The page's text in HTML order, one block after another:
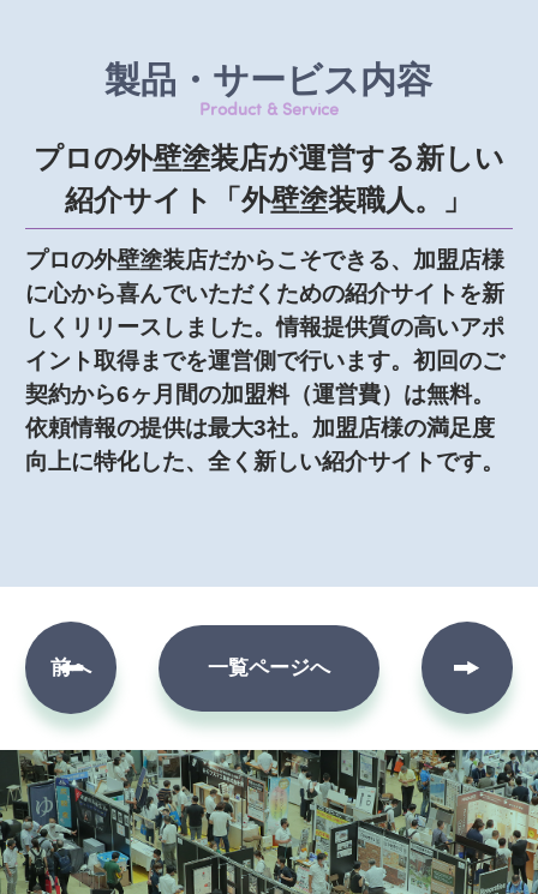
製品・サービス内容
Product & Service
プロの外壁塗装店が運営する新しい
紹介サイト「外壁塗装職人。」
プロの外壁塗装店だからこそできる、加盟店様
に心から喜んでいただくための紹介サイトを新
しくリリースしました。情報提供質の高いアポ
イント取得までを運営側で行います。初回のご
契約から6ヶ月間の加盟料（運営費）は無料。
依頼情報の提供は最大3社。加盟店様の満足度
向上に特化した、全く新しい紹介サイトです。
前へ 一覧ページへ
次へ